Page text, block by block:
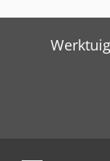
Schaffer 8610
Schaffer 9380